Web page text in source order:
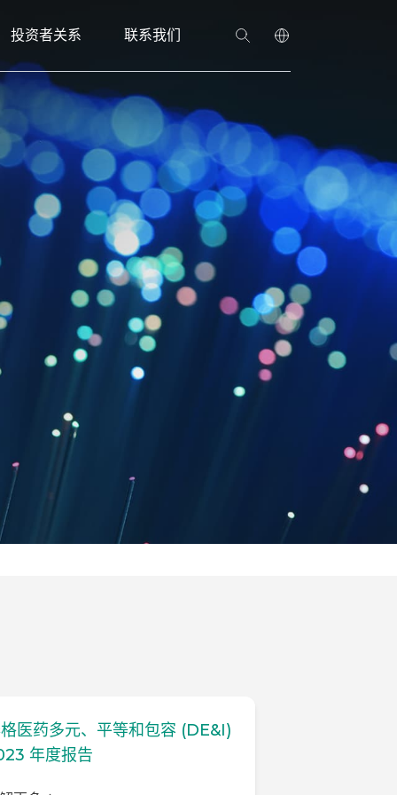
投资者关系 联系我们
医药多元、平等和包容 (DE&I)
年度报告